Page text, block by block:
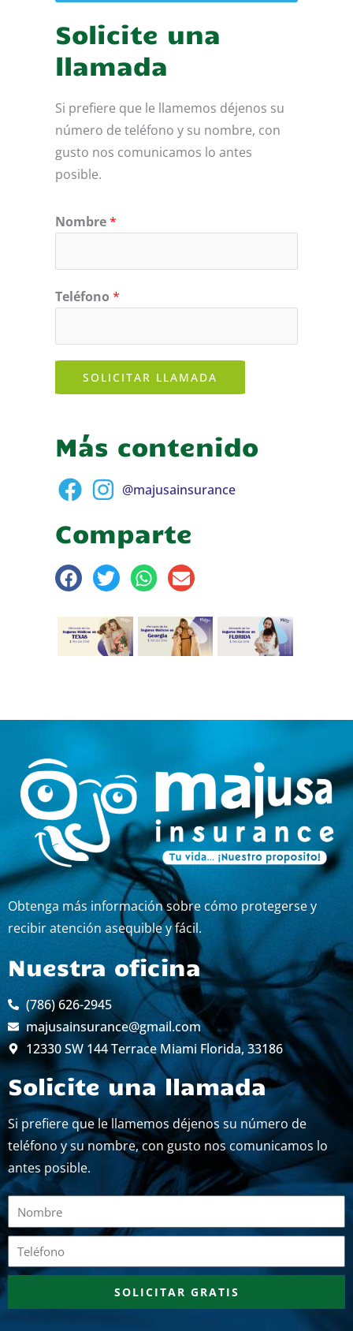
Solicite una
llamada
Si prefiere que le llamemos déjenos su
número de teléfono y su nombre, con
gusto nos comunicamos lo antes
posible.
Nombre*
Teléfono *
SOLICITAR LLAMADA
Más contenido
@majusainsurance
Comparte
Obtenga más información sobre cómo protegerse y
recibir atención asequible y fácil.
Nuestra oficina
(786) 626-2945
majusainsurance@gmail.com
12330 SW 144 Terrace Miami Florida, 33186
Solicite una llamada
Si prefiere que le llamemos déjenos su número de
teléfono y su nombre, con gusto nos comunicamos lo
antes posible.
Nombre
Teléfono
SOLICITAR GRATIS